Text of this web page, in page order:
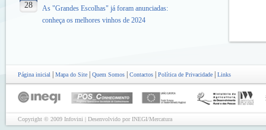
28
As "Grandes Escolhas" já foram anunciadas:
conheça os melhores vinhos de 2024
Página inicial Mapa do Site Quem Somos Contactos Política de Privacidade Links
Copyright © 2009 Infovini | Desenvolvido por INEGI/Mercatura